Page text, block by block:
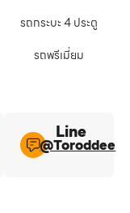
รถกระบะ 4 ประตู
รถพรีเมี่ยม
Line​
@Toroddee​